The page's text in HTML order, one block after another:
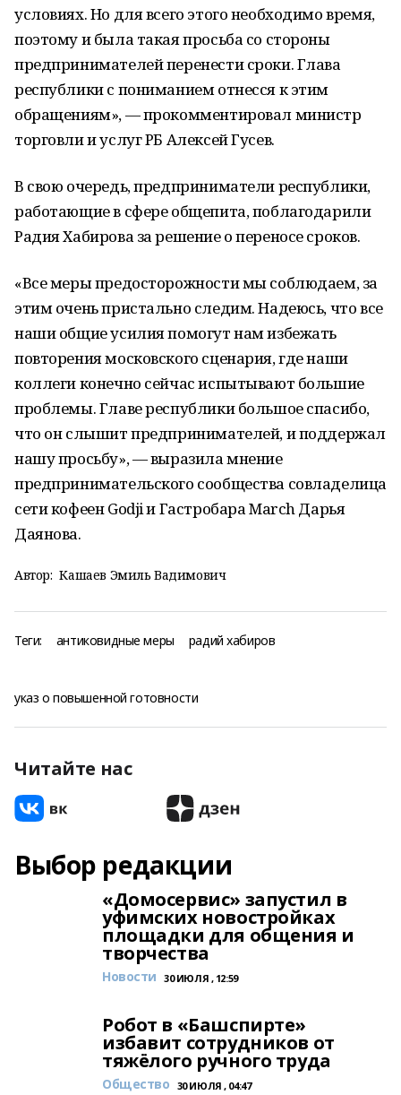
условиях. Но для всего этого необходимо время,
поэтому и была такая просьба со стороны
предпринимателей перенести сроки. Глава
республики с пониманием отнесся к этим
обращениям», — прокомментировал министр
торговли и услуг РБ Алексей Гусев.
В свою очередь, предприниматели республики,
работающие в сфере общепита, поблагодарили
Радия Хабирова за решение о переносе сроков.
«Все меры предосторожности мы соблюдаем, за
этим очень пристально следим. Надеюсь, что все
наши общие усилия помогут нам избежать
повторения московского сценария, где наши
коллеги конечно сейчас испытывают большие
проблемы. Главе республики большое спасибо,
что он слышит предпринимателей, и поддержал
нашу просьбу», — выразила мнение
предпринимательского сообщества совладелица
сети кофеен Godji и Гастробара March Дарья
Даянова.
Автор: Кашаев Эмиль Вадимович
Теги: антиковидные меры радий хабиров
указ о повышенной готовности
Читайте нас
Выбор редакции
«Домосервис» запустил в
уфимских новостройках
площадки для общения и
творчества
Новости 30 ИЮЛЯ , 12:59
Робот в «Башспирте»
избавит сотрудников от
тяжёлого ручного труда
Общество 30 ИЮЛЯ , 04:47